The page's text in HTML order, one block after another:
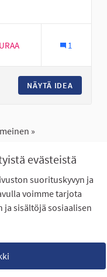
evästeistä
suorituskyvyn ja
voimme tarjota
sisältöjä sosiaalisen
Seinäjoki
1
NÄYTÄ IDEA
»
kaikki peruutetut ideat
kysytyt kysymykset
datatiedostot